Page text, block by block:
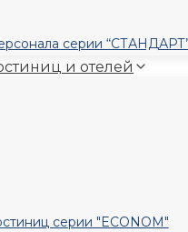
серии
и отелей
серии "ECONOM"